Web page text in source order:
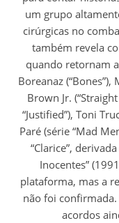
um grupo
cirúrgicas no
também revela
quando retornam
Boreanaz
Brown Jr.
“Justified”), Toni
Paré (série “Mad
“Clarice”,
Inocentes”
plataforma, mas a
não foi
acordos